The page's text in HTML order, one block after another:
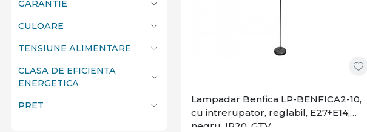
GARANTIE
CULOARE
TENSIUNE ALIMENTARE
CLASA DE EFICIENTA
ENERGETICA
PRET
Lampadar Benfica LP-BENFICA2-10,
cu intrerupator, reglabil, E27+E14,
negru, IP20, GTV